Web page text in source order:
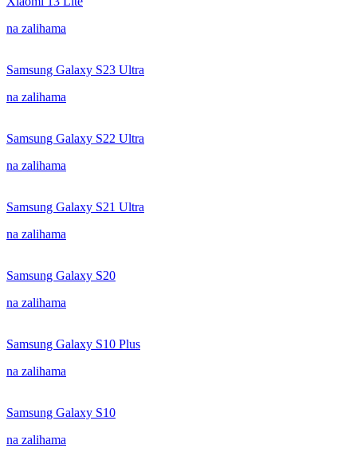
na zalihama
Samsung Galaxy S23 Ultra
na zalihama
Samsung Galaxy S22 Ultra
na zalihama
Samsung Galaxy S21 Ultra
na zalihama
Samsung Galaxy S20
na zalihama
Samsung Galaxy S10 Plus
na zalihama
Samsung Galaxy S10
na zalihama